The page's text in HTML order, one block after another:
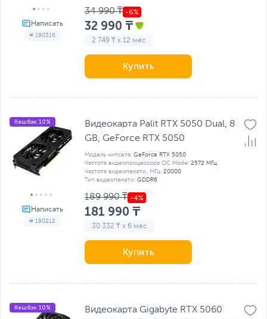
# 190316
34 990 ₸
32 990 ₸
2 749 ₸ x 12 мес
Купить
# 190212
Кешбэк 10%
Видеокарта Palit RTX 5050 Dual, 8
GB, GeForсe RTX 5050
Модель чипсета: GeForce RTX 5050
Частота видеопроцессора OC Mode: 2572 МГц
Частота видеопамяти, МГц: 20000
Тип видеопамяти: GDDR6
189 990 ₸
181 990 ₸
30 332 ₸ x 6 мес
Купить
Кешбэк 10%
Видеокарта Gigabyte RTX 5060